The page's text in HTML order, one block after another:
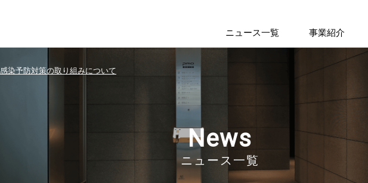
ニュース一覧 事業紹介
News
ニュース一覧
感染予防対策の取り組みについて